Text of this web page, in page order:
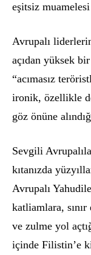
eşitsiz
Avrupalı
açıdan yüksek
“acımasız terö
ironik, özellikle
göz önüne al
Sevgili
kıtanızda
Avrupalı
katliamlara, sınır
ve zulme yol
içinde Filistin’e